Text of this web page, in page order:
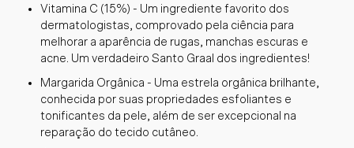
Vitamina C (15%) - Um ingrediente favorito dos
dermatologistas, comprovado pela ciência para
melhorar a aparência de rugas, manchas escuras e
acne. Um verdadeiro Santo Graal dos ingredientes!
Margarida Orgânica - Uma estrela orgânica brilhante,
conhecida por suas propriedades esfoliantes e
tonificantes da pele, além de ser excepcional na
reparação do tecido cutâneo.